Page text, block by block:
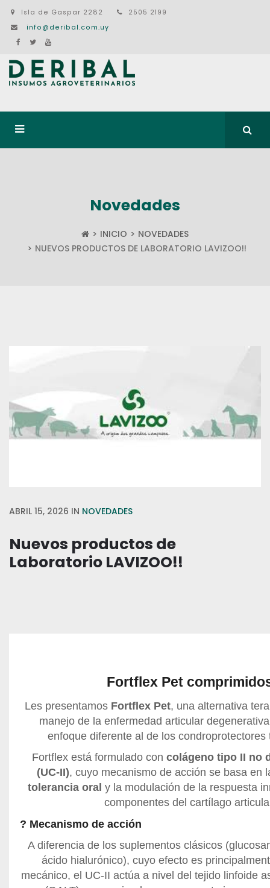
Isla de Gaspar 2282
2505 2199
info@deribal.com.uy
Novedades
INICIO
NOVEDADES
NUEVOS PRODUCTOS DE LABORATORIO LAVIZOO!!
ABRIL 15, 2026 IN NOVEDADES
Nuevos productos de
Laboratorio LAVIZOO!!
Fortflex Pet
Les presentamos Fortflex Pet, una alternativa
manejo de la enfermedad articular
enfoque diferente al de los condroprotectores
Fortflex está formulado con colágeno tipo II no
(UC-II), cuyo mecanismo de acción se basa en
tolerancia oral y la modulación de la respuesta
componentes del cartílago
? Mecanismo de acción
A diferencia de los suplementos clásicos
ácido hialurónico), cuyo efecto es
mecánico, el UC-II actúa a nivel del tejido linfoide